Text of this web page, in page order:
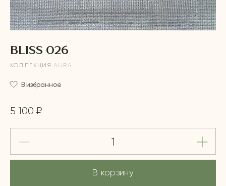
BLISS 026
КОЛЛЕКЦИЯ AURA
В избранное
5 100 ₽
В корзину